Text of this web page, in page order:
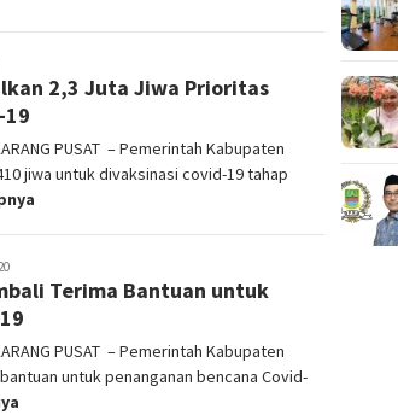
2,3 Juta Jiwa Prioritas
19
PUSAT – Pemerintah Kabupaten
jiwa untuk divaksinasi covid-19 tahap
Terima Bantuan untuk
PUSAT – Pemerintah Kabupaten
untuk penanganan bencana Covid-